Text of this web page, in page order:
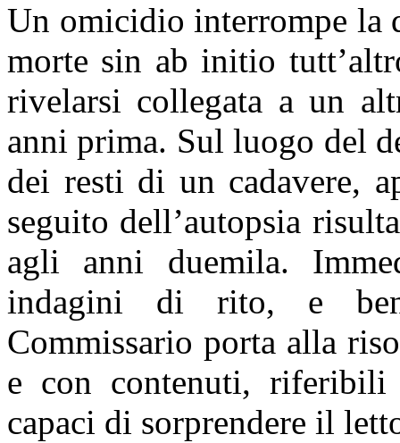
Un omicidio interrompe la
morte sin ab initio
rivelarsi collegata a un
anni prima. Sul luogo del
dei resti di un cadavere,
seguito dell’autopsia
agli anni duemila.
indagini di rito, e
Commissario porta alla
e con contenuti, riferibili
capaci di sorprendere il